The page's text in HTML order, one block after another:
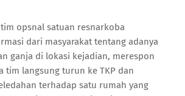
opsnal satuan resnarkoba
dari masyarakat tentang adanya
ganja di lokasi kejadian, merespon
tim langsung turun ke TKP dan
terhadap satu rumah yang